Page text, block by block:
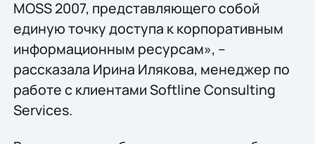
MOSS 2007, представляющего собой
единую точку доступа к корпоративным
информационным ресурсам», –
рассказала Ирина Илякова, менеджер по
работе с клиентами Softline Consulting
Services.